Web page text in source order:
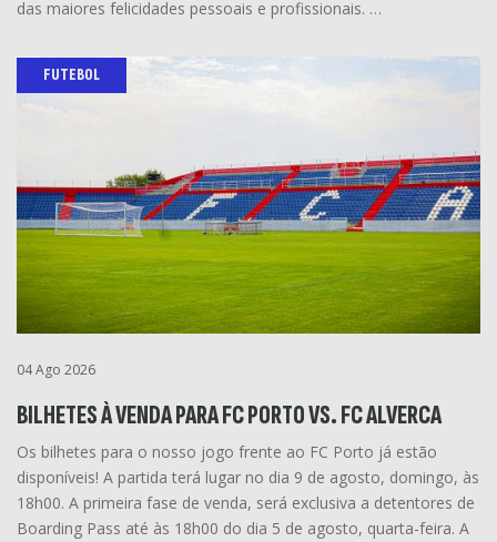
das maiores felicidades pessoais e profissionais. …
FUTEBOL
04 Ago 2026
BILHETES À VENDA PARA FC PORTO VS. FC ALVERCA
Os bilhetes para o nosso jogo frente ao FC Porto já estão
disponíveis! A partida terá lugar no dia 9 de agosto, domingo, às
18h00. A primeira fase de venda, será exclusiva a detentores de
Boarding Pass até às 18h00 do dia 5 de agosto, quarta-feira. A